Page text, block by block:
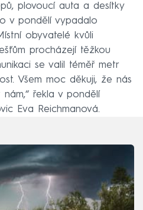
plovoucí auta a desítky
v pondělí vypadalo
obyvatelé kvůli
procházejí těžkou
se valil téměř metr
Všem moc děkuji, že nás
řekla v pondělí
Eva Reichmanová.